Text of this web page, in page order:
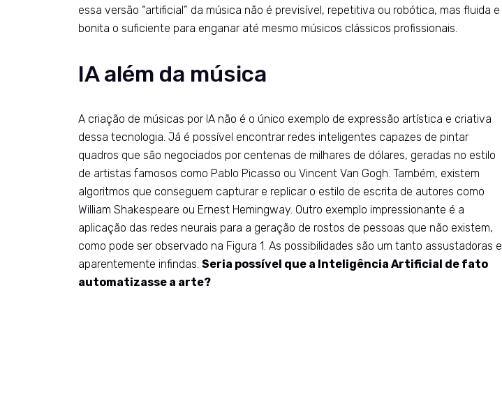
essa versão “artificial” da música não é previsível, repetitiva ou robótica, mas fluida e
bonita o suficiente para enganar até mesmo músicos clássicos profissionais.
IA além da música
A criação de músicas por IA não é o único exemplo de expressão artística e criativa
dessa tecnologia. Já é possível encontrar redes inteligentes capazes de pintar
quadros que são negociados por centenas de milhares de dólares, geradas no estilo
de artistas famosos como Pablo Picasso ou Vincent Van Gogh. Também, existem
algoritmos que conseguem capturar e replicar o estilo de escrita de autores como
William Shakespeare ou Ernest Hemingway. Outro exemplo impressionante é a
aplicação das redes neurais para a geração de rostos de pessoas que não existem,
como pode ser observado na Figura 1. As possibilidades são um tanto assustadoras e
aparentemente infindas. Seria possível que a Inteligência Artificial de fato
automatizasse a arte?